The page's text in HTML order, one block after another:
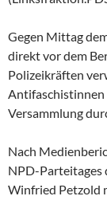
Gegen Mittag
direkt vor dem
Polizeikräften
Antifaschistinnen
Versammlung
Nach
NPD-Parteitages
Winfried Petzold